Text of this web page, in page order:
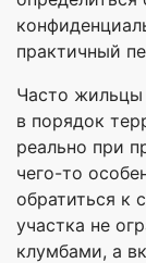
практичный
Часто жильцы
в порядок
реально при
чего-то
обратиться к
участка не
клумбами, а